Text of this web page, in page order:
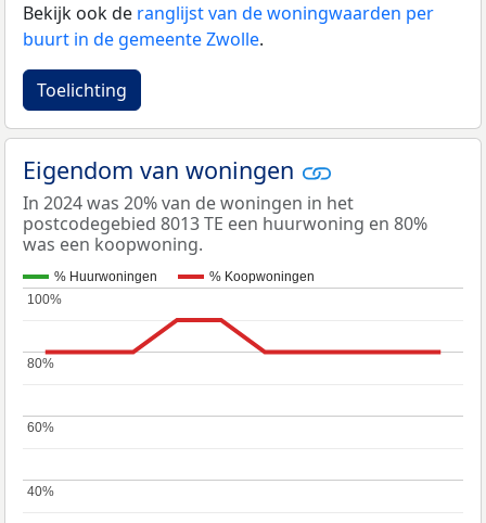
Bekijk ook de ranglijst van de woningwaarden per
buurt in de gemeente Zwolle.
Toelichting
Eigendom van woningen
In 2024 was 20% van de woningen in het
postcodegebied 8013 TE een huurwoning en 80%
was een koopwoning.
% Huurwoningen % Koopwoningen
40%
40%
60%
60%
80%
80%
100%
100%